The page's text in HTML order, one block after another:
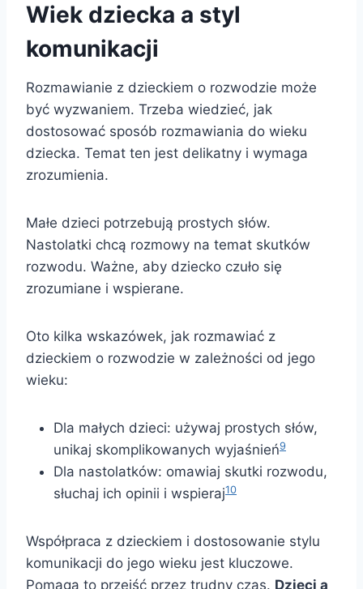
Wiek dziecka a styl
komunikacji
Rozmawianie z dzieckiem o rozwodzie może
być wyzwaniem. Trzeba wiedzieć, jak
dostosować sposób rozmawiania do wieku
dziecka. Temat ten jest delikatny i wymaga
zrozumienia.
Małe dzieci potrzebują prostych słów.
Nastolatki chcą rozmowy na temat skutków
rozwodu. Ważne, aby dziecko czuło się
zrozumiane i wspierane.
Oto kilka wskazówek, jak rozmawiać z
dzieckiem o rozwodzie w zależności od jego
wieku:
Dla małych dzieci: używaj prostych słów,
unikaj skomplikowanych wyjaśnień9
Dla nastolatków: omawiaj skutki rozwodu,
słuchaj ich opinii i wspieraj10
Współpraca z dzieckiem i dostosowanie stylu
komunikacji do jego wieku jest kluczowe.
Pomaga to przejść przez trudny czas. Dzieci a